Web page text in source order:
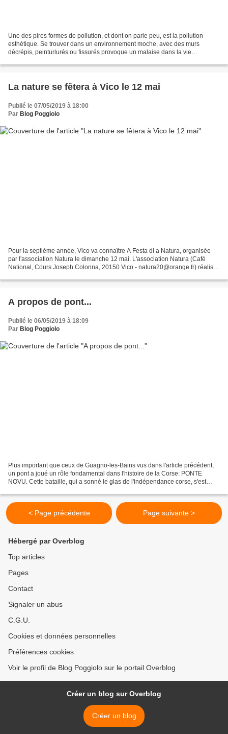
Une des pires formes de pollution, et dont on parle peu, est la pollution
esthétique. Se trouver dans un environnement moche, avec des murs
décrépis, peinturlurés ou fissurés provoque un malaise dans la vie
La nature se fêtera à Vico le 12 mai
Publié le 07/05/2019 à 18:00
Par Blog Poggiolo
Pour la septième année, Vico va connaître A Festa di a Natura, organisée
par l'association Natura le dimanche 12 mai. L'association Natura (Café
National, Cours Joseph Colonna, 20150 Vico - natura20@orange.fr) réalise
A propos de pont...
Publié le 06/05/2019 à 18:09
Par Blog Poggiolo
Plus important que ceux de Guagno-les-Bains vus dans l'article précédent,
un pont a joué un rôle fondamental dans l'histoire de la Corse: PONTE
NOVU. Cette bataille, qui a sonné le glas de l'indépendance corse, s'est
< Page précédente Page suivante >
Hébergé par Overblog
Top articles
Pages
Contact
Signaler un abus
C.G.U.
Cookies et données personnelles
Préférences cookies
Voir le profil de Blog Poggiolo sur le portail Overblog
Créer un blog sur Overblog
Créer un blog